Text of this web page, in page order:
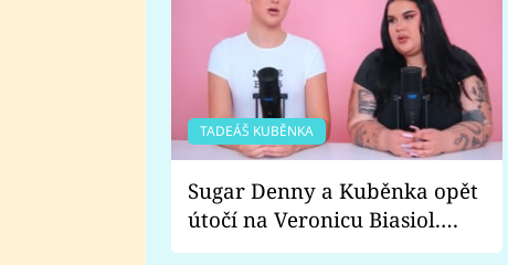
TADEÁŠ KUBĚNKA
Sugar Denny a Kuběnka opět
útočí na Veronicu Biasiol.
Proč je podle nich falešná a